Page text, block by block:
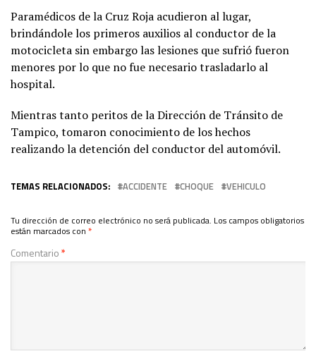
Paramédicos de la Cruz Roja acudieron al lugar,
brindándole los primeros auxilios al conductor de la
motocicleta sin embargo las lesiones que sufrió fueron
menores por lo que no fue necesario trasladarlo al
hospital.
Mientras tanto peritos de la Dirección de Tránsito de
Tampico, tomaron conocimiento de los hechos
realizando la detención del conductor del automóvil.
TEMAS RELACIONADOS: ACCIDENTE CHOQUE VEHICULO
Tu dirección de correo electrónico no será publicada. Los campos obligatorios
están marcados con *
Comentario*